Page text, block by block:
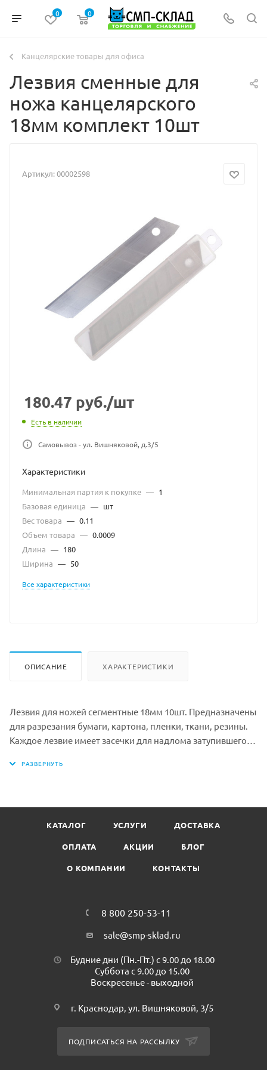
0 0
Канцелярские товары для офиса
Лезвия сменные для
ножа канцелярского
18мм комплект 10шт
Артикул:00002598
180.47 руб./шт
Есть в наличии
Самовывоз - ул. Вишняковой, д.3/5
Характеристики
Минимальная партия к покупке — 1
Базовая единица — шт
Вес товара — 0.11
Объем товара — 0.0009
Длина — 180
Ширина — 50
Все характеристики
ОПИСАНИЕ ХАРАКТЕРИСТИКИ
Лезвия для ножей сегментные 18мм 10шт. Предназначены
для разрезания бумаги, картона, пленки, ткани, резины.
Каждое лезвие имеет засечки для надлома затупившегося
Набор включает в себя 10 сегментированных лезвий для
необходимый момент можно обломить затупившийся
кромкой, что делает работу удобной и экономит время.
Ширина - 18 мм
КАТАЛОГ УСЛУГИ ДОСТАВКА
ОПЛАТА АКЦИИ БЛОГ
О КОМПАНИИ КОНТАКТЫ
8 800 250-53-11
sale@smp-sklad.ru
Будние дни (Пн.-Пт.) с 9.00 до 18.00
Суббота с 9.00 до 15.00
Воскресенье - выходной
г. Краснодар, ул. Вишняковой, 3/5
ПОДПИСАТЬСЯ НА РАССЫЛКУ